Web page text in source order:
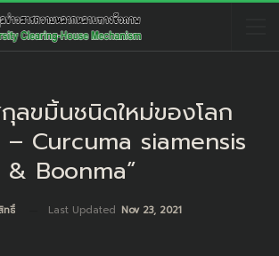
ขมิ้นชนิดใหม่ของโลก
– Curcuma siamensis
Boonma”
ทธิ์ Last Updated Nov 23, 2021